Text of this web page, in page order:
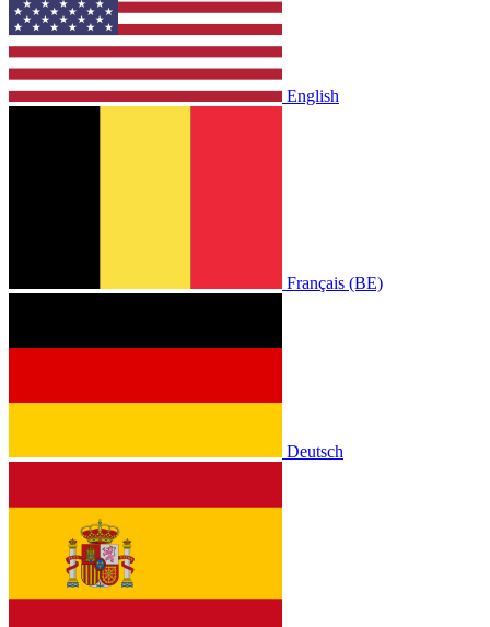
English
Français (BE)
Deutsch